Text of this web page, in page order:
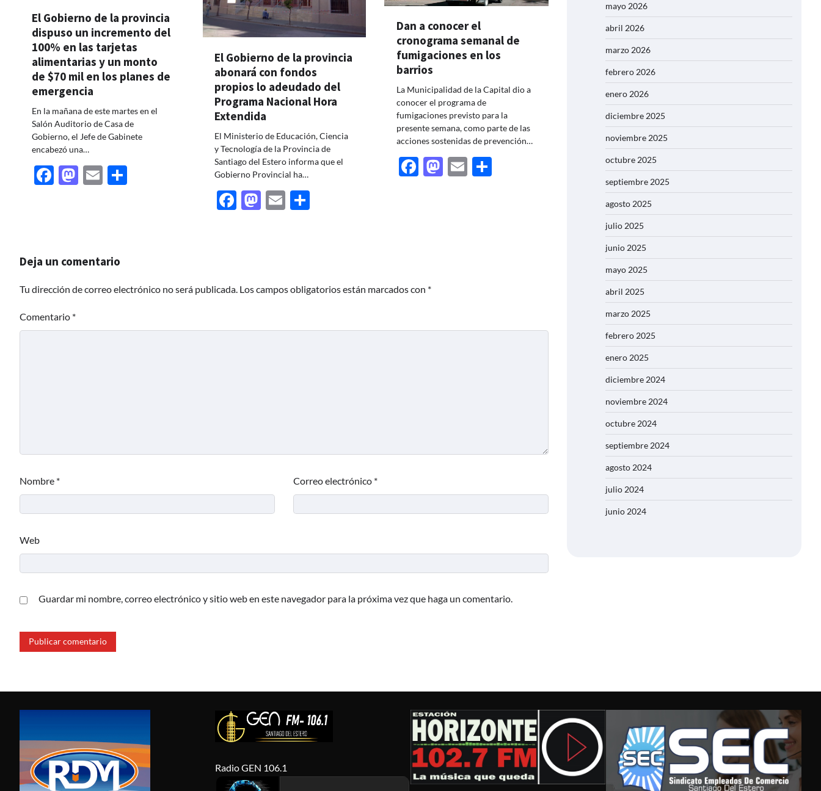
El Gobierno de la provincia
dispuso un incremento del
100% en las tarjetas
alimentarias y un monto
de $70 mil en los planes de
emergencia
En la mañana de este martes en el
Salón Auditorio de Casa de
Gobierno, el Jefe de Gabinete
encabezó una…
Facebook
Mastodon
Email
El Gobierno de la provincia
abonará con fondos
propios lo adeudado del
Programa Nacional Hora
Extendida
El Ministerio de Educación, Ciencia
y Tecnología de la Provincia de
Santiago del Estero informa que el
Gobierno Provincial ha…
Facebook
Mastodon
EmailShare
Dan a conocer el
cronograma semanal de
fumigaciones en los
barrios
La Municipalidad de la Capital dio a
conocer el programa de
fumigaciones previsto para la
presente semana, como parte de las
acciones sostenidas de prevención…
Facebook
Mastodon
Email
Deja un comentario
Tu dirección de correo electrónico no será publicada. Los campos obligatorios están marcados con *
Comentario *
Nombre * Correo electrónico *
Web
Guardar mi nombre, correo electrónico y sitio web en este navegador para la próxima vez que haga un comentario.
mayo 2026
abril 2026
marzo 2026
febrero 2026
enero 2026
diciembre 2025
noviembre 2025
octubre 2025
septiembre 2025
agosto 2025
julio 2025
junio 2025
mayo 2025
abril 2025
marzo 2025
febrero 2025
enero 2025
diciembre 2024
noviembre 2024
octubre 2024
septiembre 2024
agosto 2024
julio 2024
junio 2024
Radio GEN 106.1